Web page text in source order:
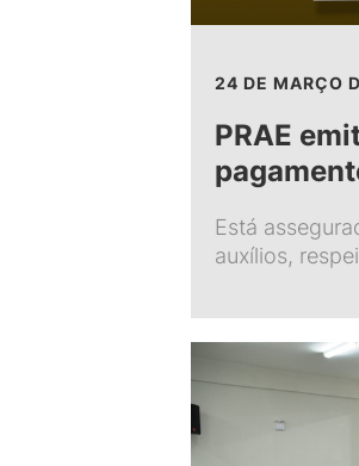
24 DE MARÇO
PRAE
Está
auxílios,